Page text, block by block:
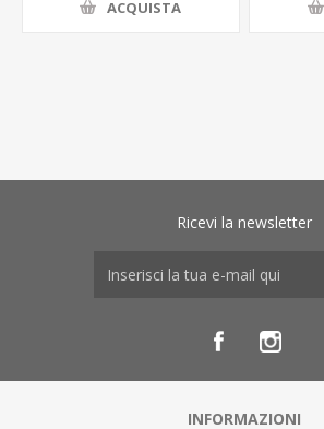
ACQUISTA
Ricevi la newsletter
INFORMAZIONI